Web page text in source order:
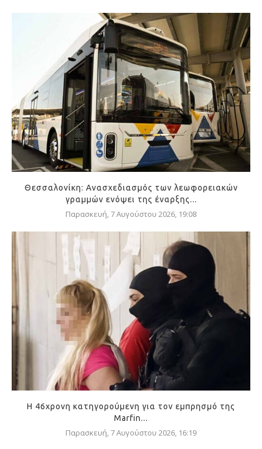
Θεσσαλονίκη: Ανασχεδιασμός των λεωφορειακών
γραμμών ενόψει της έναρξης...
Παρασκευή, 7 Αυγούστου 2026, 19:08
Η 46χρονη κατηγορούμενη για τον εμπρησμό της
Marfin...
Παρασκευή, 7 Αυγούστου 2026, 16:19